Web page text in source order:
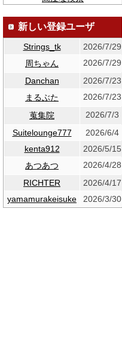
新しい登録ユーザ
Strings_tk
2026/7/29
周ちゃん
2026/7/29
Danchan
2026/7/23
まるぶた
2026/7/23
蒐集院
2026/7/3
Suitelounge777
2026/6/4
kenta912
2026/5/15
あつあつ
2026/4/28
RICHTER
2026/4/17
yamamurakeisuke
2026/3/30